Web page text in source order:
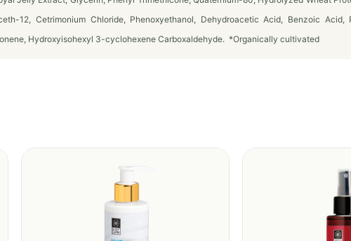
12, Cetrimonium Chloride, Phenoxyethanol, Dehydroacetic Acid, Benzoic Acid,
Hydroxyisohexyl 3-cyclohexene Carboxaldehyde. *Organically cultivated